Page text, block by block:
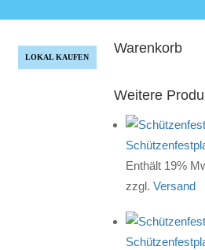
LOKAL KAUFEN
Warenkorb
Weitere
Enthält 19%
zzgl. Versand